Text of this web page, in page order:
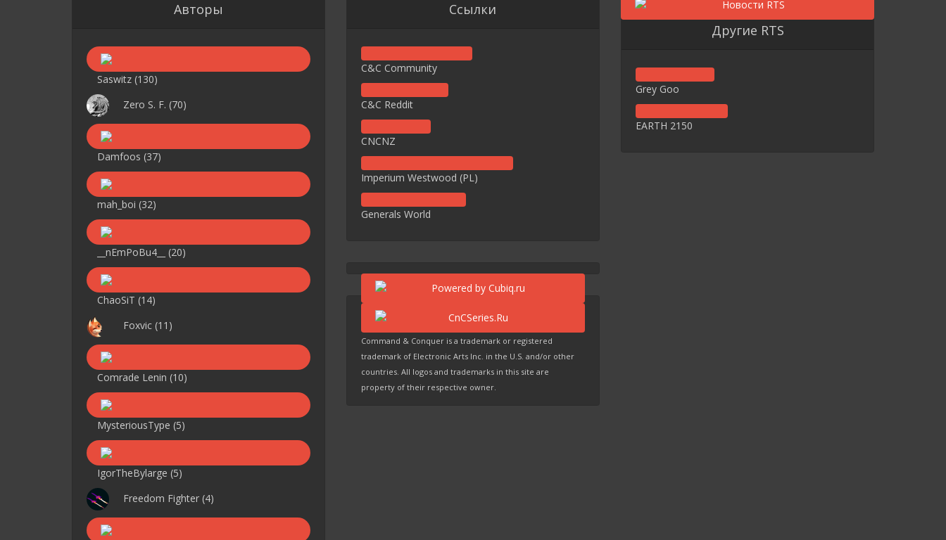
Авторы
Saswitz (130)
Zero S. F. (70)
Damfoos (37)
mah_boi (32)
__nEmPoBu4__ (20)
ChaoSiT (14)
Foxvic (11)
Comrade Lenin (10)
MysteriousType (5)
IgorTheBylarge (5)
Freedom Fighter (4)
Ссылки
C&C Community
C&C Reddit
CNCNZ
Imperium Westwood (PL)
Generals World
Command & Conquer is a trademark or registered
trademark of Electronic Arts Inc. in the U.S. and/or other
countries. All logos and trademarks in this site are
property of their respective owner.
Другие RTS
Grey Goo
EARTH 2150